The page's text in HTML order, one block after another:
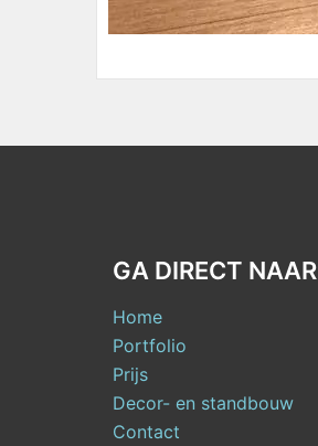
GA DIRECT NAAR
Home
Portfolio
Prijs
Decor- en standbouw
Contact